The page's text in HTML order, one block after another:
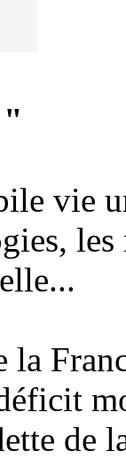
"
vie
de